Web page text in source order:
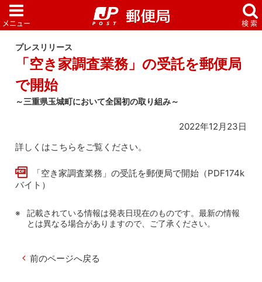
プレスリリース
「空き家調査業務」の受託を郵便局
で開始
～三重県玉城町において全国初の取り組み～
2022年12月23日
詳しくはこちらをご覧ください。
「空き家調査業務」の受託を郵便局で開始（PDF174k
バイト）
記載されている情報は発表日現在のものです。最新の情報
とは異なる場合がありますので、ご了承ください。
前のページへ戻る